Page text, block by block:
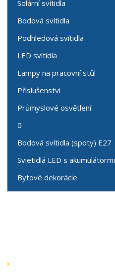
Solární svítidla
Bodová svítidla
Podhledová svítidla
LED svítidla
Lampy na pracovní stůl
Příslušenství
Průmyslové osvětlení
0
Bodová svítidla (spoty) E27
Svietidlá LED s akumulátormi
Bytové dekorácie